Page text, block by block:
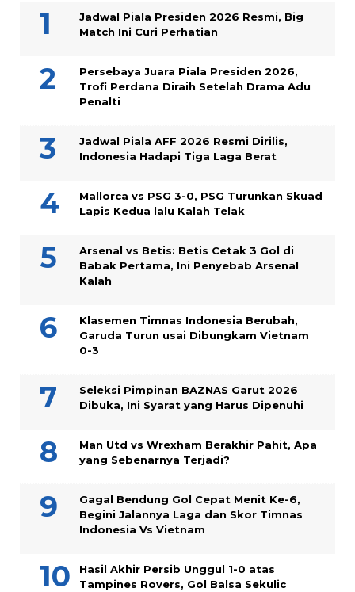
Jadwal Piala Presiden 2026 Resmi, Big
Match Ini Curi Perhatian
Persebaya Juara Piala Presiden 2026,
Trofi Perdana Diraih Setelah Drama Adu
Penalti
Jadwal Piala AFF 2026 Resmi Dirilis,
Indonesia Hadapi Tiga Laga Berat
Mallorca vs PSG 3-0, PSG Turunkan Skuad
Lapis Kedua lalu Kalah Telak
Arsenal vs Betis: Betis Cetak 3 Gol di
Babak Pertama, Ini Penyebab Arsenal
Kalah
Klasemen Timnas Indonesia Berubah,
Garuda Turun usai Dibungkam Vietnam
0-3
Seleksi Pimpinan BAZNAS Garut 2026
Dibuka, Ini Syarat yang Harus Dipenuhi
Man Utd vs Wrexham Berakhir Pahit, Apa
yang Sebenarnya Terjadi?
Gagal Bendung Gol Cepat Menit Ke-6,
Begini Jalannya Laga dan Skor Timnas
Indonesia Vs Vietnam
Hasil Akhir Persib Unggul 1-0 atas
Tampines Rovers, Gol Balsa Sekulic